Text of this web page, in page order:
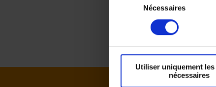
consentement
Nécessaires
Utiliser uniquement
nécessaires